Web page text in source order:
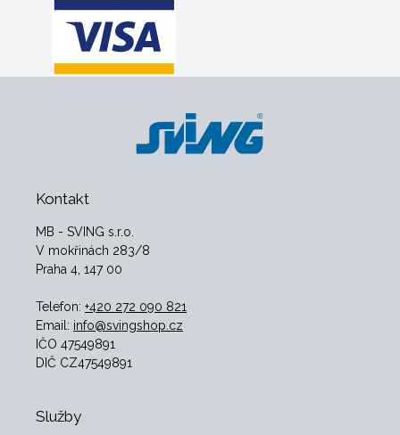
Kontakt
MB - SVING s.r.o.
V mokřinách 283/8
Praha 4, 147 00
Telefon: +420 272 090 821
Email: info@svingshop.cz
IČO 47549891
DIČ CZ47549891
Služby